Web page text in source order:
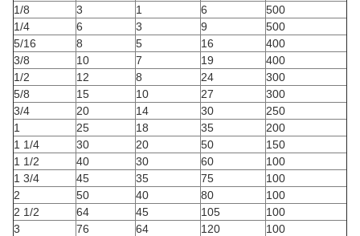
1/8
3 1 6
500
1/4
6 3 9
500
5/16
8 5 16
400
3/8
10 7 19
400
1/2
12 8 24
300
5/8
15 10 27
300
3/4
20 14 30
250
1
25 18 35
200
1 1/4
30 20 50
150
1 1/2
40 30 60
100
1 3/4
45 35 75
100
2
50 40 80
100
2 1/2
64 45 105
100
3
76 64 120 100